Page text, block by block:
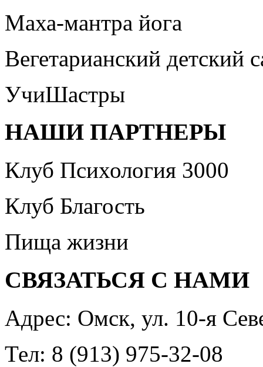
Маха-мантра йога
Вегетарианский детский
УчиШастры
НАШИ ПАРТНЕРЫ
Клуб Психология 3000
Клуб Благость
Пища жизни
СВЯЗАТЬСЯ С НАМИ
Адрес: Омск, ул. 10-я
Тел: 8 (913) 975-32-08